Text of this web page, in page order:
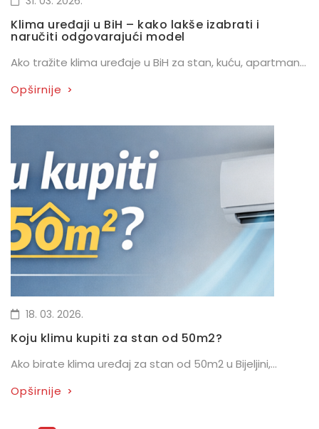
Klima uređaji u BiH – kako lakše izabrati i
naručiti odgovarajući model
Ako tražite klima uređaje u BiH za stan, kuću, apartman...
Opširnije >
18. 03. 2026.
Koju klimu kupiti za stan od 50m2?
Ako birate klima uređaj za stan od 50m2 u Bijeljini,...
Opširnije >